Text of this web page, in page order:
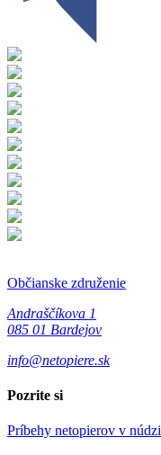
Občianske združenie
Andraščíkova 1
085 01 Bardejov
info@netopiere.sk
Pozrite si
Príbehy netopierov v núdzi